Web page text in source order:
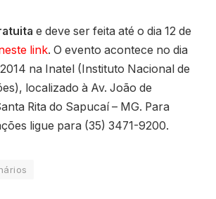
e deve ser feita até o dia 12 de
link. O evento acontece no dia
na Inatel (Instituto Nacional de
localizado à Av. João de
Rita do Sapucaí – MG. Para
ligue para (35) 3471-9200.